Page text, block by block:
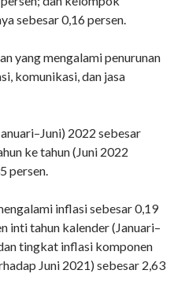
sebesar 0,16 persen.
yang mengalami penurunan
komunikasi, dan jasa
2022 sebesar
ke tahun (Juni 2022
persen.
inflasi sebesar 0,19
inti tahun kalender (Januari–
tingkat inflasi komponen
Juni 2021) sebesar 2,63